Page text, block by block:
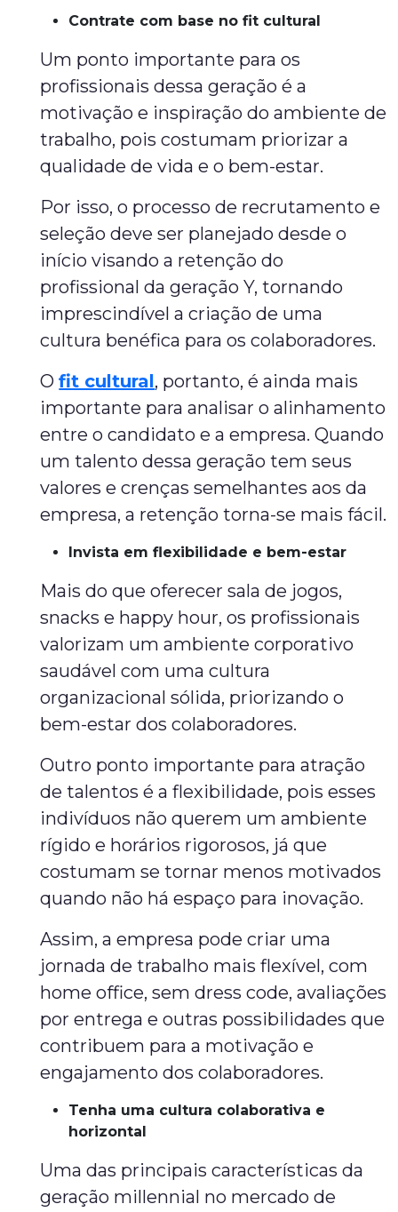
Contrate com base no fit cultural
Um ponto importante para os
profissionais dessa geração é a
motivação e inspiração do ambiente de
trabalho, pois costumam priorizar a
qualidade de vida e o bem-estar.
Por isso, o processo de recrutamento e
seleção deve ser planejado desde o
início visando a retenção do
profissional da geração Y, tornando
imprescindível a criação de uma
cultura benéfica para os colaboradores.
Ofit cultural, portanto, é ainda mais
importante para analisar o alinhamento
entre o candidato e a empresa. Quando
um talento dessa geração tem seus
valores e crenças semelhantes aos da
empresa, a retenção torna-se mais fácil.
Invista em flexibilidade e bem-estar
Mais do que oferecer sala de jogos,
snacks e happy hour, os profissionais
valorizam um ambiente corporativo
saudável com uma cultura
organizacional sólida, priorizando o
bem-estar dos colaboradores.
Outro ponto importante para atração
de talentos é a flexibilidade, pois esses
indivíduos não querem um ambiente
rígido e horários rigorosos, já que
costumam se tornar menos motivados
quando não há espaço para inovação.
Assim, a empresa pode criar uma
jornada de trabalho mais flexível, com
home office, sem dress code, avaliações
por entrega e outras possibilidades que
contribuem para a motivação e
engajamento dos colaboradores.
Tenha uma cultura colaborativa e
horizontal
Uma das principais características da
geração millennial no mercado de